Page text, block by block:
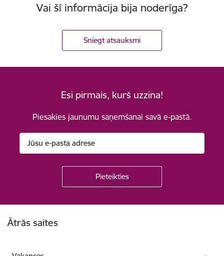
Vai šī informācija bija noderīga?
Sniegt atsauksmi
Esi pirmais, kurš uzzina!
Piesakies jaunumu saņemšanai savā e-pastā.
Ātrās saites